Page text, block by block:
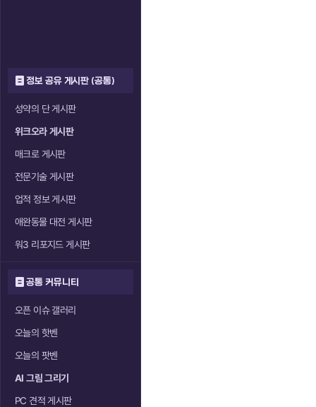
정보 공유 게시판 (공통)
성약의 단 게시판
위크오라 게시판
매크로 게시판
전문기술 게시판
업적 정보 게시판
애완동물 대전 게시판
워3 리포지드 게시판
공통 커뮤니티
오픈 이슈 갤러리
오늘의 핫벤
오늘의 팟벤
AI 그림 그리기
PC 견적 게시판